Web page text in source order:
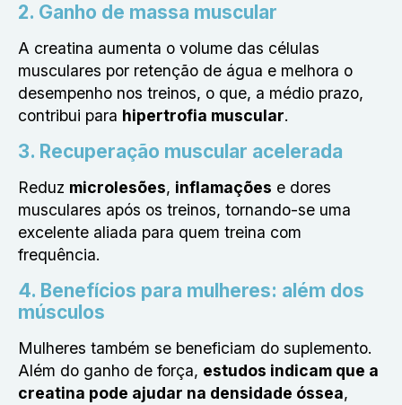
2. Ganho de massa muscular
A creatina aumenta o volume das células
musculares por retenção de água e melhora o
desempenho nos treinos, o que, a médio prazo,
contribui para hipertrofia muscular.
3. Recuperação muscular acelerada
Reduz microlesões, inflamações e dores
musculares após os treinos, tornando-se uma
excelente aliada para quem treina com
frequência.
4. Benefícios para mulheres: além dos
músculos
Mulheres também se beneficiam do suplemento.
Além do ganho de força, estudos indicam que a
creatina pode ajudar na densidade óssea,